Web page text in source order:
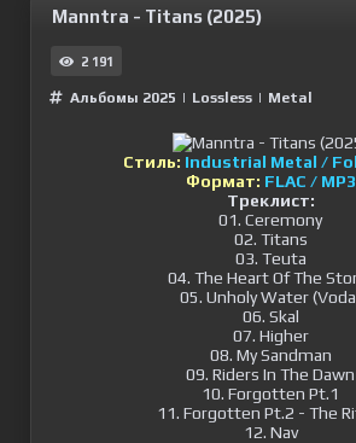
Manntra - Titans (2025)
2 191
Альбомы 2025 | Lossless | Metal
Стиль: Industrial Metal /
Формат: FLAC / MP3
Треклист:
01. Ceremony
02. Titans
03. Teuta
04. The Heart Of The
05. Unholy Water
06. Skal
07. Higher
08. My Sandman
09. Riders In The Dawn
10. Forgotten Pt.1
11. Forgotten Pt.2 - The
12. Nav